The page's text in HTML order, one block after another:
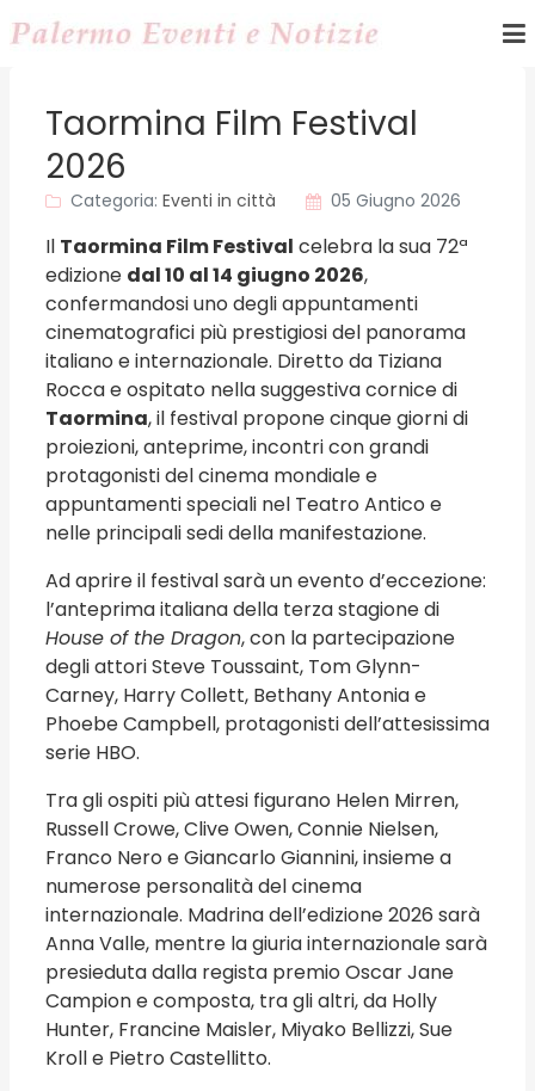
Taormina Film Festival
2026
Categoria: Eventi in città 05 Giugno 2026
Il Taormina Film Festival celebra la sua 72ª
edizione dal 10 al 14 giugno 2026,
confermandosi uno degli appuntamenti
cinematografici più prestigiosi del panorama
italiano e internazionale. Diretto da Tiziana
Rocca e ospitato nella suggestiva cornice di
Taormina, il festival propone cinque giorni di
proiezioni, anteprime, incontri con grandi
protagonisti del cinema mondiale e
appuntamenti speciali nel Teatro Antico e
nelle principali sedi della manifestazione.
Ad aprire il festival sarà un evento d’eccezione:
l’anteprima italiana della terza stagione di
House of the Dragon, con la partecipazione
degli attori Steve Toussaint, Tom Glynn-
Carney, Harry Collett, Bethany Antonia e
Phoebe Campbell, protagonisti dell’attesissima
serie HBO.
Tra gli ospiti più attesi figurano Helen Mirren,
Russell Crowe, Clive Owen, Connie Nielsen,
Franco Nero e Giancarlo Giannini, insieme a
numerose personalità del cinema
internazionale. Madrina dell’edizione 2026 sarà
Anna Valle, mentre la giuria internazionale sarà
presieduta dalla regista premio Oscar Jane
Campion e composta, tra gli altri, da Holly
Hunter, Francine Maisler, Miyako Bellizzi, Sue
Kroll e Pietro Castellitto.